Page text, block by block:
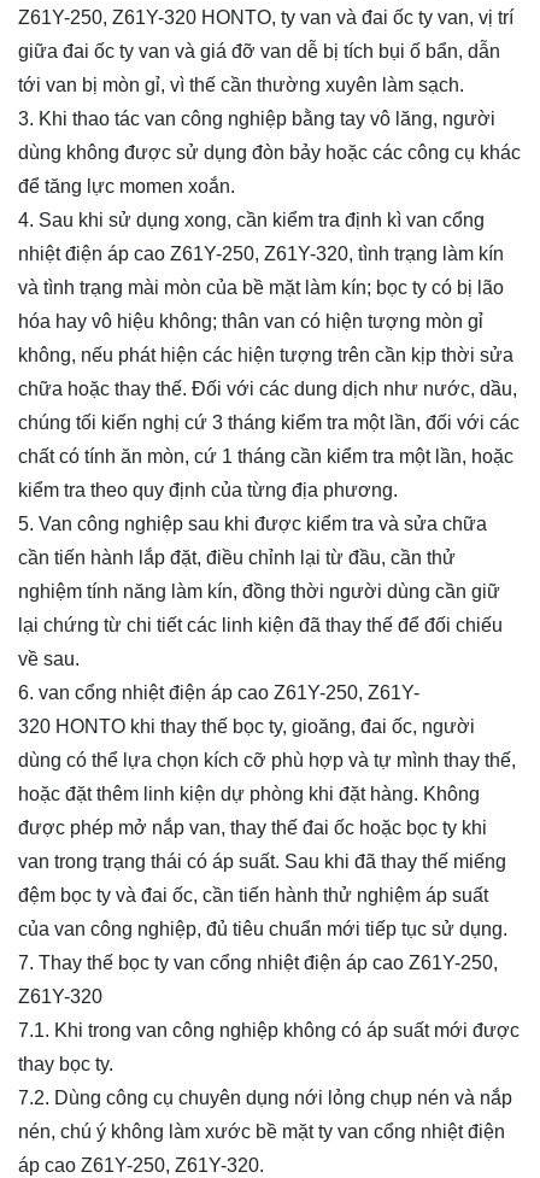
Z61Y-250, Z61Y-320 HONTO, ty van và đai ốc ty van, vị trí
giữa đai ốc ty van và giá đỡ van dễ bị tích bụi ố bẩn, dẫn
tới van bị mòn gỉ, vì thế cần thường xuyên làm sạch.
3. Khi thao tác van công nghiệp bằng tay vô lăng, người
dùng không được sử dụng đòn bảy hoặc các công cụ khác
để tăng lực momen xoắn.
4. Sau khi sử dụng xong, cần kiểm tra định kì van cổng
nhiệt điện áp cao Z61Y-250, Z61Y-320, tình trạng làm kín
và tình trạng mài mòn của bề mặt làm kín; bọc ty có bị lão
hóa hay vô hiệu không; thân van có hiện tượng mòn gỉ
không, nếu phát hiện các hiện tượng trên cần kịp thời sửa
chữa hoặc thay thế. Đối với các dung dịch như nước, dầu,
chúng tối kiến nghị cứ 3 tháng kiểm tra một lần, đối với các
chất có tính ăn mòn, cứ 1 tháng cần kiểm tra một lần, hoặc
kiểm tra theo quy định của từng địa phương.
5. Van công nghiệp sau khi được kiểm tra và sửa chữa
cần tiến hành lắp đặt, điều chỉnh lại từ đầu, cần thử
nghiệm tính năng làm kín, đồng thời người dùng cần giữ
lại chứng từ chi tiết các linh kiện đã thay thế để đối chiếu
về sau.
6. van cổng nhiệt điện áp cao Z61Y-250, Z61Y-
320 HONTO khi thay thế bọc ty, gioăng, đai ốc, người
dùng có thể lựa chọn kích cỡ phù hợp và tự mình thay thế,
hoặc đặt thêm linh kiện dự phòng khi đặt hàng. Không
được phép mở nắp van, thay thế đai ốc hoặc bọc ty khi
van trong trạng thái có áp suất. Sau khi đã thay thế miếng
đệm bọc ty và đai ốc, cần tiến hành thử nghiệm áp suất
của van công nghiệp, đủ tiêu chuẩn mới tiếp tục sử dụng.
7. Thay thế bọc ty van cổng nhiệt điện áp cao Z61Y-250,
Z61Y-320
7.1. Khi trong van công nghiệp không có áp suất mới được
thay bọc ty.
7.2. Dùng công cụ chuyên dụng nới lỏng chụp nén và nắp
nén, chú ý không làm xước bề mặt ty van cổng nhiệt điện
áp cao Z61Y-250, Z61Y-320.